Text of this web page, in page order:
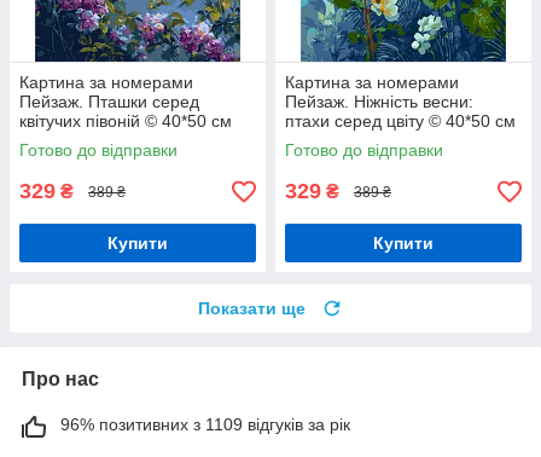
Картина за номерами
Пейзаж. Пташки серед
квітучих півоній © 40*50 см
Орігамі LW 2003-01
Готово до відправки
329 ₴ 389 ₴
Купити
Картина за номерами
Пейзаж. Ніжність весни:
птахи серед цвіту © 40*50 см
Орігамі LW 2007-01
Готово до відправки
329 ₴ 389 ₴
Купити
Показати ще
Про нас
96% позитивних з 1109 відгуків за рік